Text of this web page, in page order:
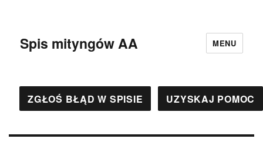
Spis mityngów AA MENU
ZGŁOŚ BŁĄD W SPISIE UZYSKAJ POMOC